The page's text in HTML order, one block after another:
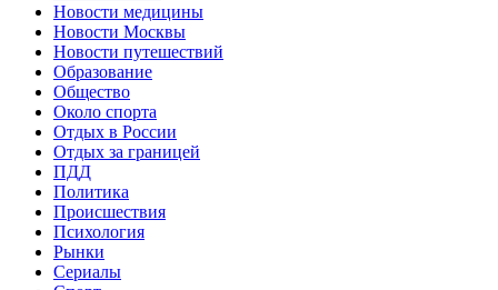
Новости медицины
Новости Москвы
Новости путешествий
Образование
Общество
Около спорта
Отдых в России
Отдых за границей
ПДД
Политика
Происшествия
Психология
Рынки
Сериалы